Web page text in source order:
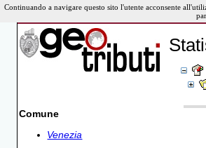
Comune
Venezia
Continuando a navigare questo sito l'utente acconsente